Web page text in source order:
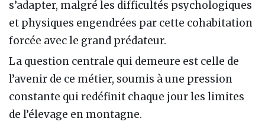
s’adapter, malgré les difficultés psychologiques
et physiques engendrées par cette cohabitation
forcée avec le grand prédateur.
La question centrale qui demeure est celle de
l’avenir de ce métier, soumis à une pression
constante qui redéfinit chaque jour les limites
de l’élevage en montagne.